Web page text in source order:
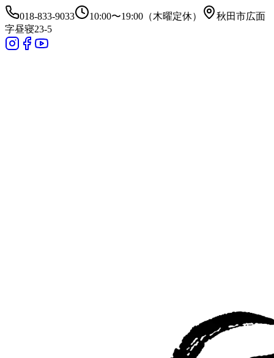
018-833-9033 10:00〜19:00（木曜定休）
秋田市広面
字昼寝23-5